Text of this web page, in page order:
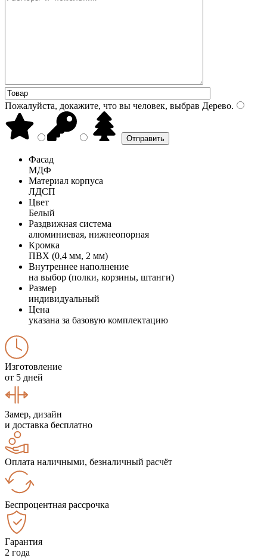
Пожалуйста, докажите, что вы человек, выбрав Дерево.
Фасад
МДФ
Материал корпуса
ЛДСП
Цвет
Белый
Раздвижная система
алюминиевая, нижнеопорная
Кромка
ПВХ (0,4 мм, 2 мм)
Внутреннее наполнение
на выбор (полки, корзины, штанги)
Размер
индивидуальный
Цена
указана за базовую комплектацию
Изготовление
от 5 дней
Замер, дизайн
и доставка бесплатно
Оплата наличными, безналичный расчёт
Беспроцентная рассрочка
Гарантия
2 года